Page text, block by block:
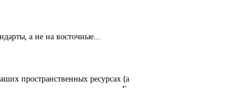
а не на восточные...
пространственных ресурсах (а